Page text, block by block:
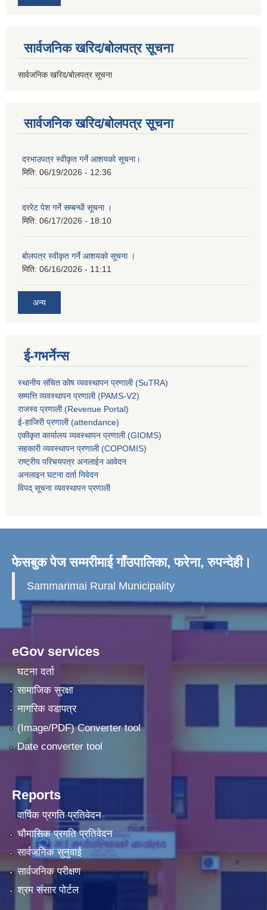
सार्वजनिक खरिद/बोलपत्र सूचना
सार्वजनिक खरिद/बोलपत्र सूचना
सार्वजनिक खरिद/बोलपत्र सूचना
दरभाउपत्र स्वीकृत गर्ने आशयको सूचना।
मिति: 06/19/2026 - 12:36
दररेट पेश गर्ने सम्बन्धी सूचना ।
मिति: 06/17/2026 - 18:10
बोलपत्र स्वीकृत गर्ने आशयको सूचना ।
मिति: 06/16/2026 - 11:11
अन्य
ई-गभर्नेन्स
स्थानीय संचित कोष व्यवस्थापन प्रणाली (SuTRA)
सम्पत्ति व्यवस्थापन प्रणाली (PAMS-V2)
राजस्व प्रणाली (Revenue Portal)
ई-हाजिरी प्रणाली (attendance)
एकीकृत कार्यालय व्यवस्थापन प्रणाली (GIOMS)
सहकारी व्यवस्थापन प्रणाली (COPOMIS)
राष्ट्रीय परिचयपत्र अनलाईन आवेदन
अनलाइन घटना दर्ता निवेदन
विपद् सूचना व्यवस्थापन प्रणाली
फेसबुक पेज सम्मरीमाई गाँउपालिका, फरेना, रुपन्देही।
Sammarimai Rural Municipality
eGov services
घटना दर्ता
सामाजिक सुरक्षा
नागरिक वडापत्र
(Image/PDF) Converter tool
Date converter tool
Reports
वार्षिक प्रगति प्रतिवेदन
चौमासिक प्रगति प्रतिवेदन
सार्वजनिक सुनुवाई
सार्वजनिक परीक्षण
श्रम संसार पोर्टल